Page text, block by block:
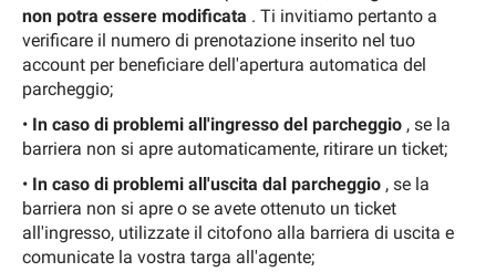
non potra essere modificata . Ti invitiamo pertanto a
verificare il numero di prenotazione inserito nel tuo
account per beneficiare dell'apertura automatica del
parcheggio;
• In caso di problemi all'ingresso del parcheggio , se la
barriera non si apre automaticamente, ritirare un ticket;
• In caso di problemi all'uscita dal parcheggio , se la
barriera non si apre o se avete ottenuto un ticket
all'ingresso, utilizzate il citofono alla barriera di uscita e
comunicate la vostra targa all'agente;